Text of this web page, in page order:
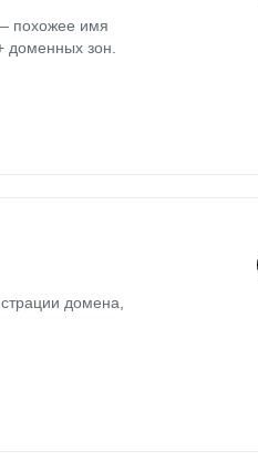
похожее имя
доменных зон.
домена,